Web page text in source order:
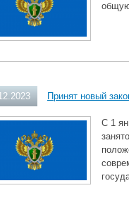
Принят новый
С 1